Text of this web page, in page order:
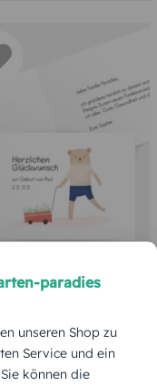
paradies
unseren Shop zu
Service und ein
können die